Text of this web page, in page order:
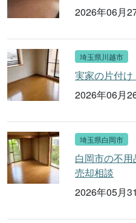
2026年06月
埼玉県川越市
実家の片付
2026年06月
埼玉県白岡市
白岡市の不
売却相談
2026年05月